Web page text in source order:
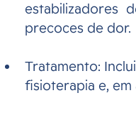
estabilizadores
precoces de dor.
Tratamento:
fisioterapia e, em